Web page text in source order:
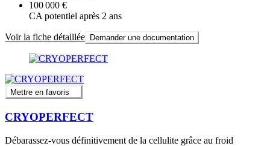
100 000 €
CA potentiel après 2 ans
Voir la fiche détaillée Demander une documentation
Mettre en favoris
CRYOPERFECT
Débarassez-vous définitivement de la cellulite grâce au froid